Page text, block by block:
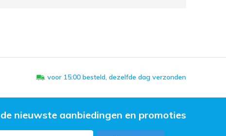
voor 15:00 besteld, dezelfde dag verzonden
nieuwste aanbiedingen en promoties